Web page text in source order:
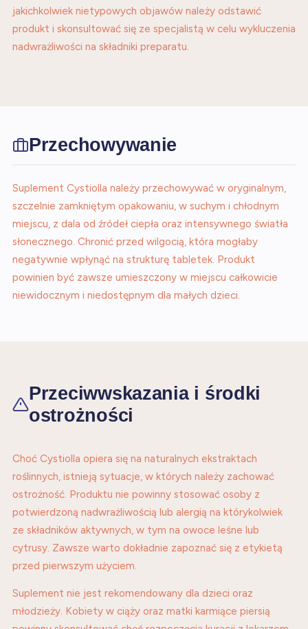
jakichkolwiek nietypowych objawów należy odstawić
produkt i skonsultować się ze specjalistą w celu wykluczenia
nadwrażliwości na składniki preparatu.
Przechowywanie
Suplement Cystiolla należy przechowywać w oryginalnym,
szczelnie zamkniętym opakowaniu, w suchym i chłodnym
miejscu, z dala od źródeł ciepła oraz intensywnego światła
słonecznego. Chronić przed wilgocią, która mogłaby
negatywnie wpłynąć na strukturę tabletek. Produkt
powinien być zawsze umieszczony w miejscu całkowicie
niewidocznym i niedostępnym dla małych dzieci.
Przeciwwskazania i środki
ostrożności
Choć Cystiolla opiera się na naturalnych ekstraktach
roślinnych, istnieją sytuacje, w których należy zachować
ostrożność. Produktu nie powinny stosować osoby z
potwierdzoną nadwrażliwością lub alergią na którykolwiek
ze składników aktywnych, w tym na owoce leśne lub
cytrusy. Zawsze warto dokładnie zapoznać się z etykietą
przed pierwszym użyciem.
Suplement nie jest rekomendowany dla dzieci oraz
młodzieży. Kobiety w ciąży oraz matki karmiące piersią